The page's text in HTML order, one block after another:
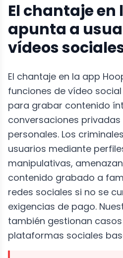
El chantaje en
apunta a
vídeos
El chantaje en la app
funciones de vídeo
para grabar contenido
conversaciones
personales. Los
usuarios mediante
manipulativas,
contenido grabado a
redes sociales si no se
exigencias de pago.
también gestionan
plataformas sociales